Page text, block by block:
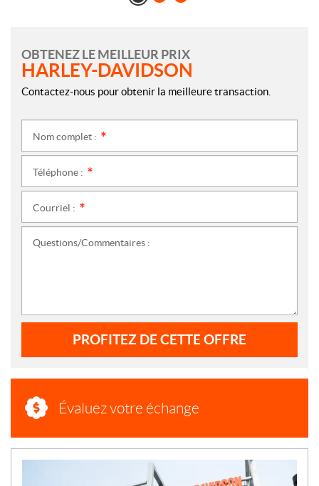
OBTENEZ LE MEILLEUR PRIX
HARLEY-DAVIDSON
Contactez-nous pour obtenir la meilleure transaction.
Nom complet :
Téléphone :
Courriel :
Questions/Commentaires :
PROFITEZ DE CETTE OFFRE
Évaluez votre échange